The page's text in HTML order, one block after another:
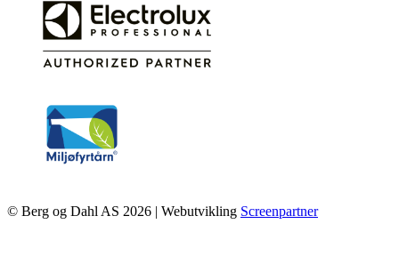
© Berg og Dahl AS 2026 | Webutvikling Screenpartner